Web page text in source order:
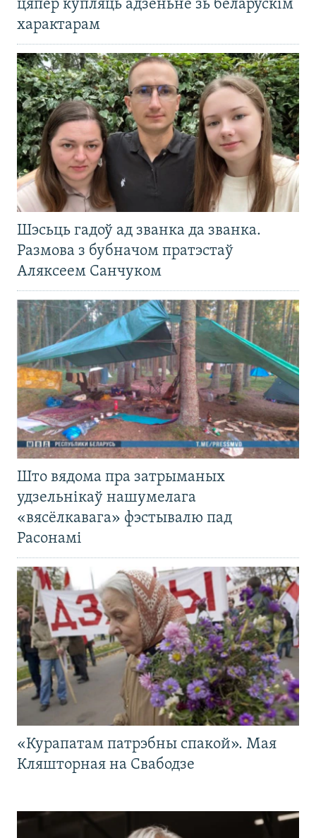
цяпер купляць адзеньне зь беларускім
характарам
Шэсьць гадоў ад званка да званка.
Размова з бубначом пратэстаў
Аляксеем Санчуком
Што вядома пра затрыманых
удзельнікаў нашумелага
«вясёлкавага» фэстывалю пад
Расонамі
«Курапатам патрэбны спакой». Мая
Кляшторная на Свабодзе